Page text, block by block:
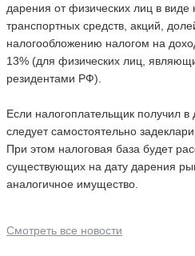
дарения от физических лиц в виде
транспортных средств, акций,
налогообложению налогом на
13% (для физических лиц,
резидентами РФ).
Если налогоплательщик получил
следует самостоятельно
При этом налоговая база будет
существующих на дату дарения
аналогичное имущество.
Смотреть все новости